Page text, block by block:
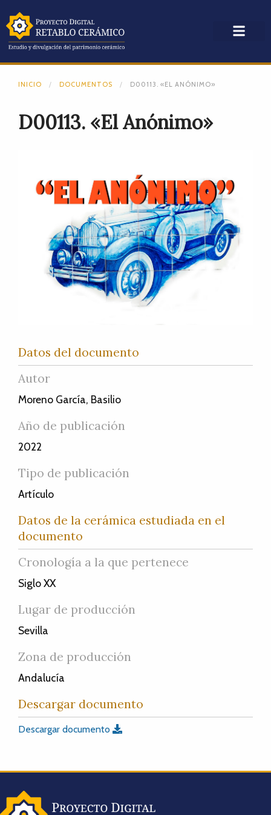
INICIO DOCUMENTOS D00113. «EL ANÓNIMO»
D00113. «El Anónimo»
Datos del documento
Autor
Moreno García, Basilio
Año de publicación
2022
Tipo de publicación
Artículo
Datos de la cerámica estudiada en el
documento
Cronología a la que pertenece
Siglo XX
Lugar de producción
Sevilla
Zona de producción
Andalucía
Descargar documento
Descargar documento